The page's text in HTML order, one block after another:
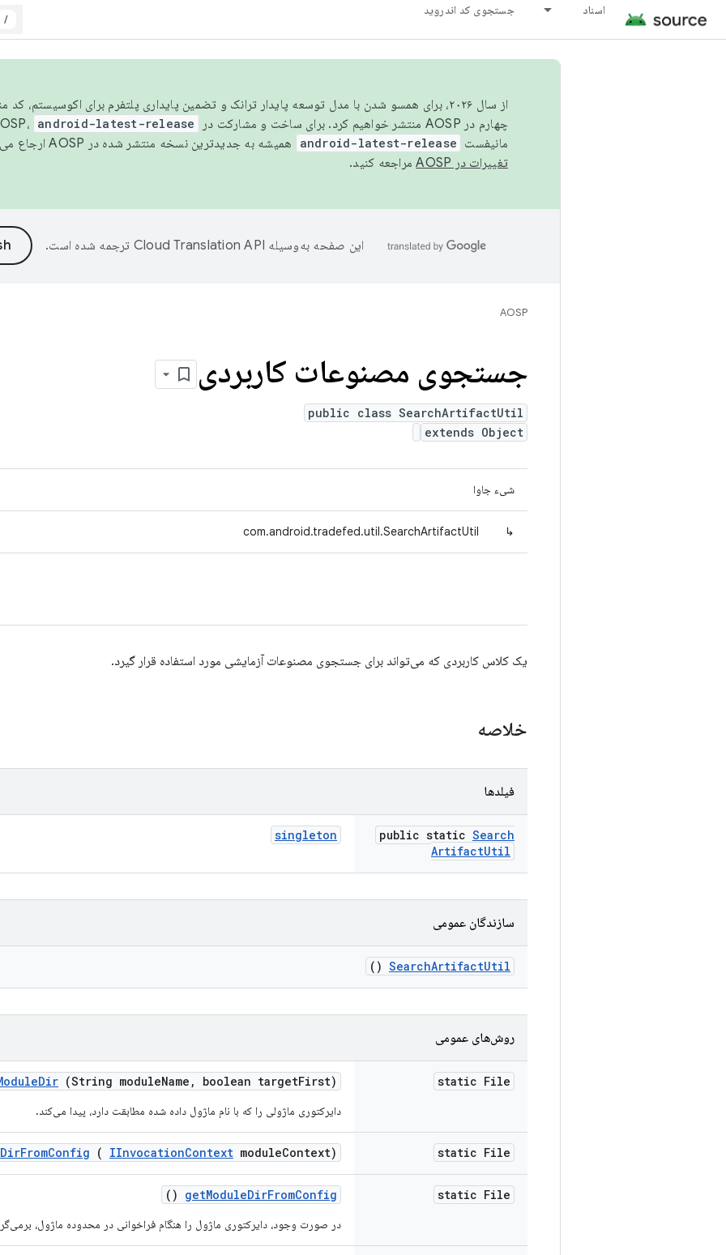
اسناد جستجوی کد اندروید
/
از سال ۲۰۲۶، برای همسو شدن با مدل توسعه پایدار ترانک و تضمین پایداری پلتفرم برای اکوسیستم،
چهارم در AOSP منتشر خواهیم کرد. برای ساخت و مشارکت در AOSP،
android-latest-release
مانیفست android-latest-release
همیشه به جدیدترین نسخه منتشر شده در AOSP ارجاع می‌دهد. برای اطلاعات بیشتر، به
تغییرات در AOSP
مراجعه کنید.
این صفحه به‌وسیله ترجمه شده است.
AOSP
جستجوی مصنوعات کاربردی
public class SearchArtifactUtil
extends Object
شیء جاوا
↳
com.android.tradefed.util.SearchArtifactUtil
یک کلاس کاربردی که می‌تواند برای جستجوی مصنوعات آزمایشی مورد استفاده قرار گیرد.
خلاصه
فیلدها
public static Search
ArtifactUtil
singleton
سازندگان عمومی
SearchArtifactUtil
()
روش‌های عمومی
static File
Dir (String moduleName , boolean targetFirst)
دایرکتوری ماژولی را که با نام ماژول داده شده مطابقت دارد، پیدا می‌کند.
static File
DirFromConfig ( IInvocationContext moduleContext)
static File
getModuleDirFromConfig
()
در صورت وجود، دایرکتوری ماژول را هنگام فراخوانی در محدوده ماژول،